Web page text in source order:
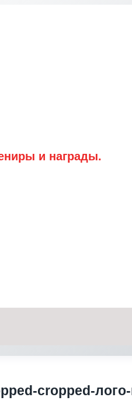
и награды.
cropped-